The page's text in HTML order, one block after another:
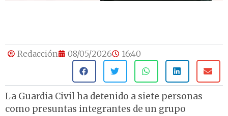
Redacción 08/05/2026 16:40
La Guardia Civil ha detenido a siete personas
como presuntas integrantes de un grupo